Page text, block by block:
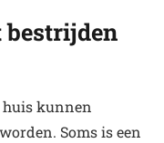
bestrijden
huis kunnen
Soms is een